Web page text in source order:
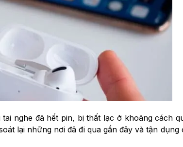
nghe đã hết pin, bị thất lạc ở khoảng cách
lại những nơi đã đi qua gần đây và tận dụng